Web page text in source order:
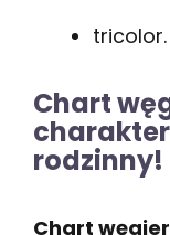
tricolor.
Chart
rodzinny!
Chart